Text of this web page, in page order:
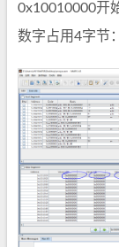
0x10010000开
数字占用4字节：